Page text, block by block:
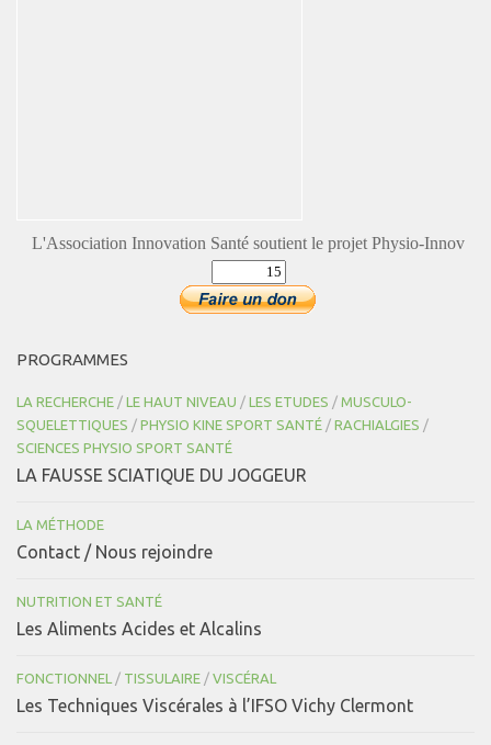
L'Association Innovation Santé soutient le projet Physio-Innov
PROGRAMMES
LA RECHERCHE / LE HAUT NIVEAU / LES ETUDES / MUSCULO-
SQUELETTIQUES / PHYSIO KINE SPORT SANTÉ / RACHIALGIES /
SCIENCES PHYSIO SPORT SANTÉ
LA FAUSSE SCIATIQUE DU JOGGEUR
LA MÉTHODE
Contact / Nous rejoindre
NUTRITION ET SANTÉ
Les Aliments Acides et Alcalins
FONCTIONNEL / TISSULAIRE / VISCÉRAL
Les Techniques Viscérales à l’IFSO Vichy Clermont